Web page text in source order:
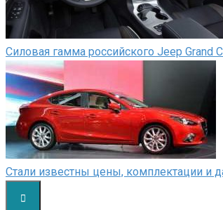
Силовая гамма российского Jeep
Стали известны цены, комплектации и